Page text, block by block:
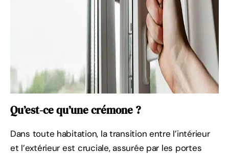
Qu’est-ce qu’une crémone ?
Dans toute habitation, la transition entre l’intérieur
et l’extérieur est cruciale, assurée par les portes